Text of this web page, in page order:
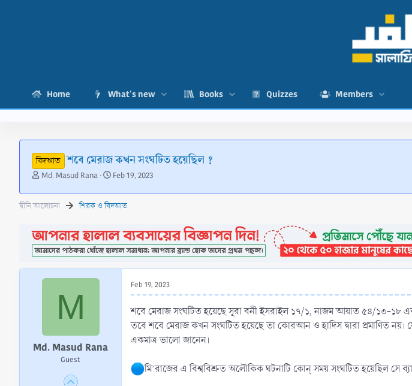
Home What's new Books Quizzes Members
বিদআত শবে মেরাজ কখন সংঘটিত হয়েছিল ?
T
r
e
d
s
t
a
r
Md. Masud Rana
S
a
r
d
a
t
e
Feb 19, 2023
দ্বীনি আলোচনা শিরক ও বিদআত
M
Md. Masud Rana
Guest
Feb 19, 2023
শবে মেরাজ সংঘটিত হয়েছে সূরা বনী ইসরাইল ১৭/১, নাজম আয়াত ৫৪/১৩-১৮ এবং
তবে শবে মেরাজ কখন সংঘটিত হয়েছে তা কোরআন ও হাদিস দ্বারা প্রমাণিত নয়।
একমাত্র ভালো জানেন।
মি’রাজের এ বিশ্ববিশ্রুত অলৌকিক ঘটনাটি কোন্ সময় সংঘটিত হয়েছিল সে